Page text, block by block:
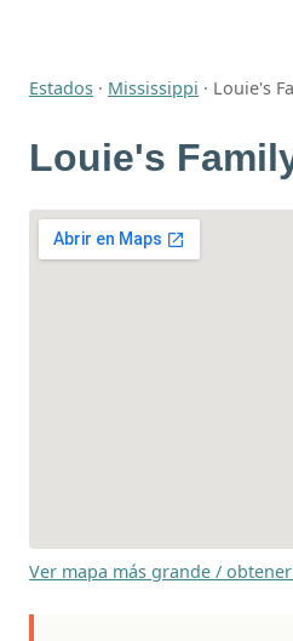
Estados · Mississippi · Louie's
Louie's
Ver mapa más grande /